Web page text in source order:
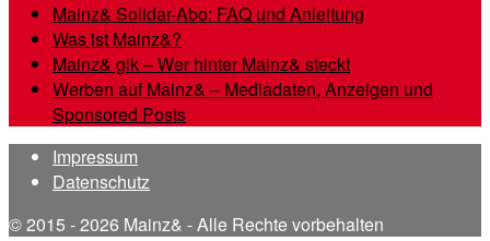
Mainz& Solidar-Abo: FAQ und Anleitung
Was ist Mainz&?
Mainz& gik – Wer hinter Mainz& steckt
Werben auf Mainz& – Mediadaten, Anzeigen und
Sponsored Posts
Impressum
Datenschutz
© 2015 - 2026 Mainz& - Alle Rechte vorbehalten